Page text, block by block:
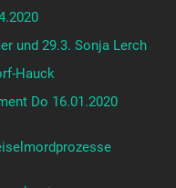
und 29.3. Sonja Lerch
Hauck
Do 16.01.2020